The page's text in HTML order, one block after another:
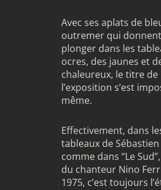
Avec ses aplats de
outremer qui
plonger dans les
ocres, des jaunes et
chaleureux, le titre de
l’exposition s’est
même.
Effectivement, dans
tableaux de
comme dans “Le
du chanteur Nino
1975, c’est toujours